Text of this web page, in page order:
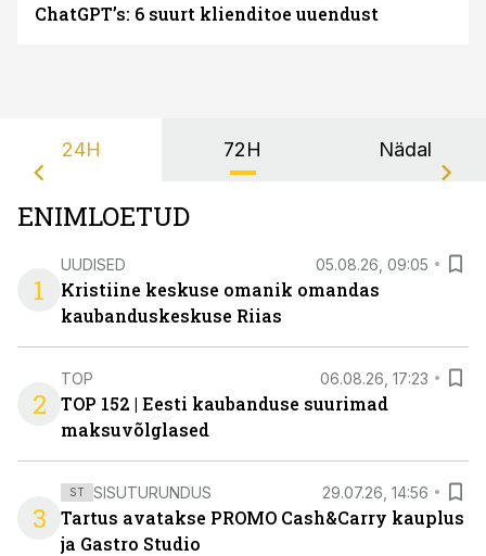
ChatGPT’s: 6 suurt klienditoe uuendust
24H 72H Nädal
ENIMLOETUD
1
UUDISED 05.08.26, 09:05
Kristiine keskuse omanik omandas
kaubanduskeskuse Riias
2
TOP 06.08.26, 17:23
TOP 152 | Eesti kaubanduse suurimad
maksuvõlglased
3
ST SISUTURUNDUS 29.07.26, 14:56
Tartus avatakse PROMO Cash&Carry kauplus
ja Gastro Studio